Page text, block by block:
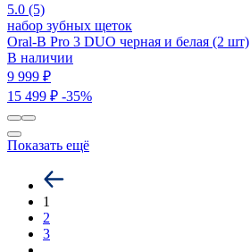
5.0 (5)
набор зубных щеток
Oral-B Pro 3 DUO черная и белая (2 шт)
В наличии
9 999 ₽
15 499 ₽ -35%
Показать ещё
1
2
3